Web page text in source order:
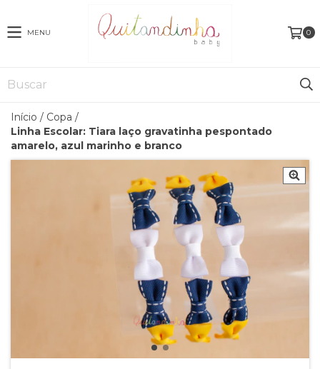
MENU 0
Início / Copa /
Linha Escolar: Tiara laço gravatinha pespontado
amarelo, azul marinho e branco